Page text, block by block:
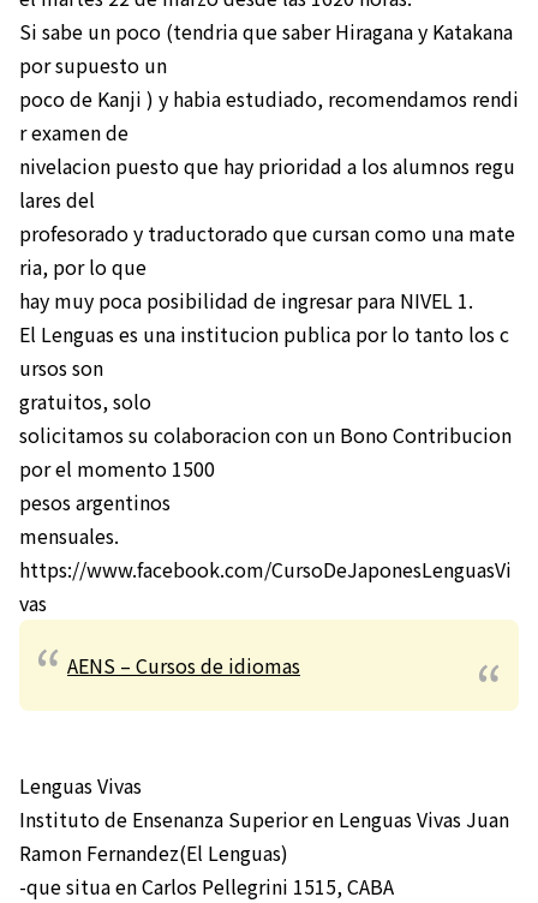
Si sabe un poco (tendria que saber Hiragana y Katakana
por supuesto un
poco de Kanji ) y habia estudiado, recomendamos rendi
r examen de
nivelacion puesto que hay prioridad a los alumnos regu
lares del
profesorado y traductorado que cursan como una mate
ria, por lo que
hay muy poca posibilidad de ingresar para NIVEL 1.
El Lenguas es una institucion publica por lo tanto los c
ursos son
gratuitos, solo
solicitamos su colaboracion con un Bono Contribucion
por el momento 1500
pesos argentinos
mensuales.
https://www.facebook.com/CursoDeJaponesLenguasVi
vas
AENS – Cursos de idiomas
Lenguas Vivas
Instituto de Ensenanza Superior en Lenguas Vivas Juan
Ramon Fernandez(El Lenguas)
-que situa en Carlos Pellegrini 1515, CABA